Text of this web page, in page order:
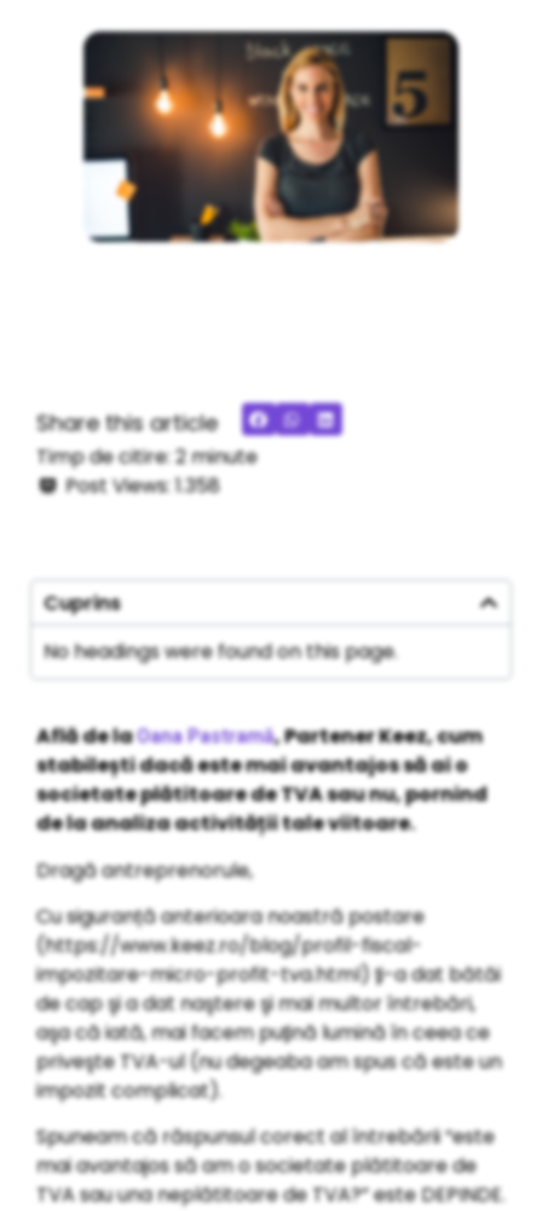
Share this article
Timp de citire: 2minute
Post Views: 1.358
Află de laOana Pastramă, Partener Keez, cum
stabilești dacă este mai avantajos să ai o
societate plătitoare de TVA sau nu, pornind
de la analiza activității tale viitoare.
Dragă antreprenorule,
Cu siguranță anterioara noastră postare
(https://www.keez.ro/blog/profil-fiscal-
impozitare-micro-profit-tva.html) ƫi-a dat bătăi
de cap şi a dat naştere şi mai multor ȋntrebări,
aşa că iată, mai facem puƫină lumină ȋn ceea ce
priveşte TVA-ul (nu degeaba am spus că este un
impozit complicat).
Spuneam că răspunsul corect al ȋntrebării “este
mai avantajos să am o societate plătitoare de
TVA sau una neplătitoare de TVA?” este DEPINDE.
Cuprins
No headings were found on this page.